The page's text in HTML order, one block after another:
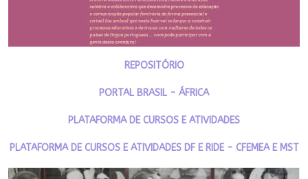
REPOSITÓRIO
PORTAL BRASIL - ÁFRICA
PLATAFORMA DE CURSOS E ATIVIDADES
PLATAFORMA DE CURSOS E ATIVIDADES DF E RIDE - CFEMEA E MST